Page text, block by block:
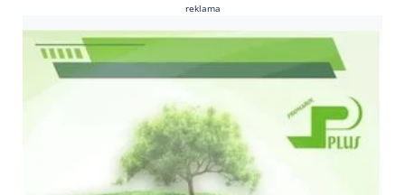
reklama